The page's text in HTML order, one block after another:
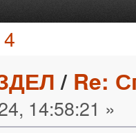
4
/ Re:
14:58:21 »